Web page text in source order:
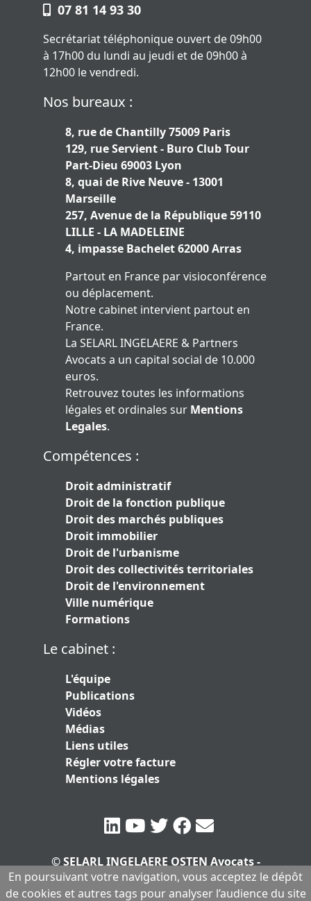
07 81 14 93 30
Secrétariat téléphonique ouvert de 09h00
à 17h00 du lundi au jeudi et de 09h00 à
12h00 le vendredi.
Nos bureaux :
8, rue de Chantilly 75009 Paris
129, rue Servient - Buro Club Tour
Part-Dieu 69003 Lyon
8, quai de Rive Neuve - 13001
Marseille
257, Avenue de la République 59110
LILLE - LA MADELEINE
4, impasse Bachelet 62000 Arras
Partout en France par visioconférence
ou déplacement.
Notre cabinet intervient partout en
France.
La SELARL INGELAERE & Partners
Avocats a un capital social de 10.000
euros.
Retrouvez toutes les informations
légales et ordinales sur Mentions
Legales.
Compétences :
Droit administratif
Droit de la fonction publique
Droit des marchés publiques
Droit immobilier
Droit de l'urbanisme
Droit des collectivités territoriales
Droit de l'environnement
Ville numérique
Formations
Le cabinet :
L'équipe
Publications
Vidéos
Médias
Liens utiles
Régler votre facture
Mentions légales
© SELARL INGELAERE OSTEN Avocats -
SERLARL au capital de 10.000 euros|
Mentions légales
En poursuivant votre navigation, vous acceptez le dépôt
de cookies et autres tags pour analyser l’audience du site